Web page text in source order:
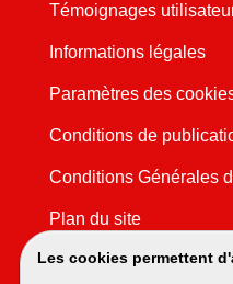
Les cookies permettent
Témoignages
Informations légales
Paramètres des
Conditions de
Conditions Générales
Plan du site